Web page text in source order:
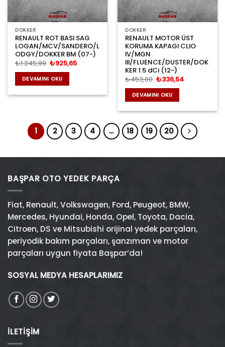
DOKKER
RENAULT ROT BASI SAG
LOGAN/MCV/SANDERO/L
ODGY/DOKKER BM (07-)
₺1.245,99 Orijinal
₺1.245,99.
₺925,65Şu
DEVAMINI OKU
DOKKER
RENAULT MOTOR ÜST
KORUMA KAPAGI CLIO
IV/MGN
III/FLUENCE/DUSTER/DOK
KER 1.5 dCi (12-)
₺453,00 Orijinal
₺453,00.
₺336,54Şu
DEVAMINI OKU
1 2 3 4 … 18 19 20
BAŞPAR OTO YEDEK PARÇA
Fiat, Renault,Volkswagen, Ford, Peugeot, BMW,
Mercedes, Hyundai, Honda, Opel, Toyota, Dacia,
Citroen, DS ve Mitsubishi orijinal yedek parçaları,
periyodik bakım parçaları, şanzıman ve motor
parçaları uygun fiyata Başpar’da!
SOSYAL MEDYA HESAPLARIMIZ
İLETIŞIM